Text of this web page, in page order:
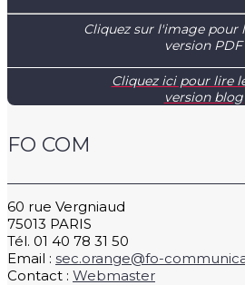
Cliquez sur l'image pour
version PDF
Cliquez ici pour lire
version blog
FO COM
60 rue Vergniaud
75013 PARIS
Tél. 01 40 78 31 50
Email : sec.orange@fo-
Contact : Webmaster